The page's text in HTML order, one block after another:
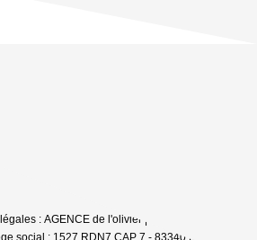
: AGENCE de l'olivier | Raison sociale : D
social : 1527 RDN7 CAP 7 - 83340 Le Cannet-